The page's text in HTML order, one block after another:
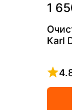
1 650
Karl
4.8